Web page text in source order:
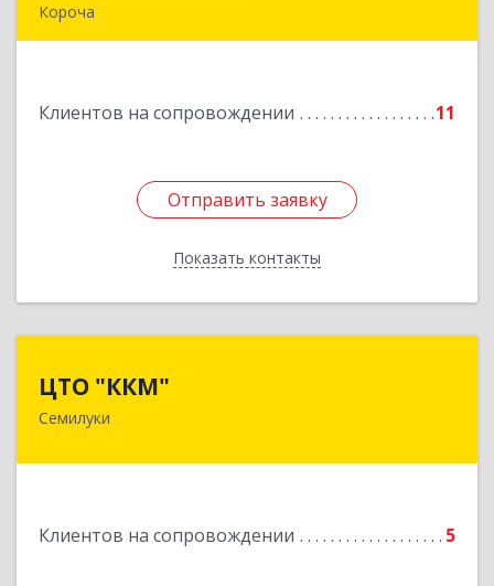
Короча
Клиентов на сопровождении 11
Отправить заявку
Показать контакты
Подробнее
Отправить заявку
Назад
ЦТО "ККМ"
Семилуки
Клиентов на сопровождении 5